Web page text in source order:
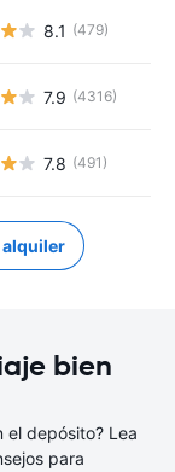
8.1 (479)
7.9 (4316)
7.8 (491)
alquiler
bien
el depósito? Lea
para